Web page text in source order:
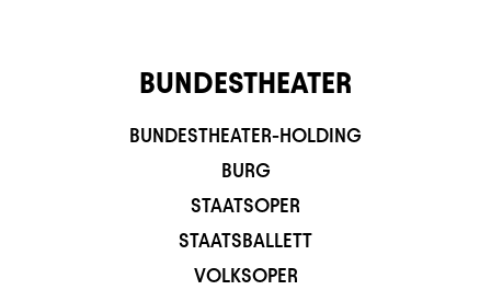
BUNDESTHEATER
BUNDESTHEATER-HOLDING
BURG
STAATSOPER
STAATSBALLETT
VOLKSOPER